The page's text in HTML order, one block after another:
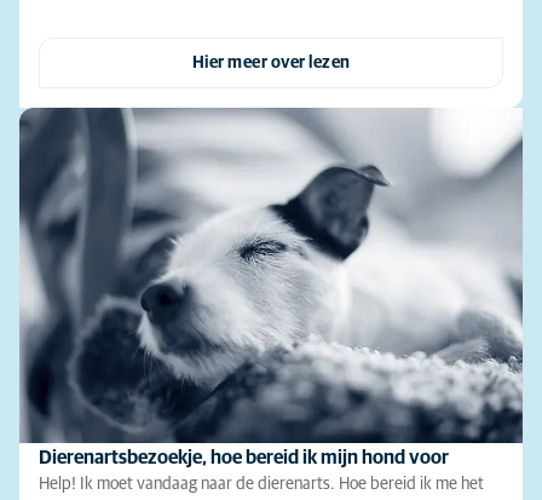
Hier meer over lezen
Dierenartsbezoekje, hoe bereid ik mijn hond voor
Help! Ik moet vandaag naar de dierenarts. Hoe bereid ik me het